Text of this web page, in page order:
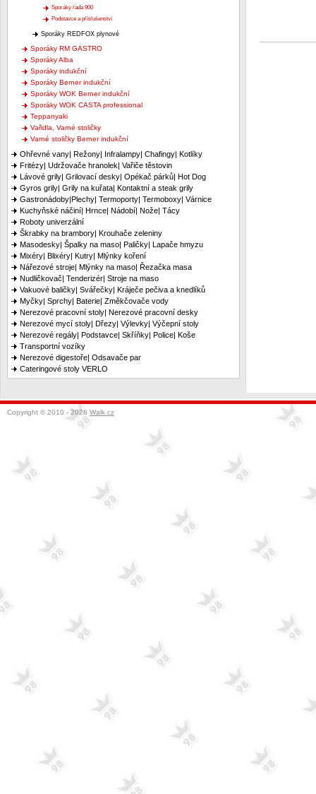
Sporáky řada 900
Podstavce a příslušenství
Sporáky REDFOX plynové
Sporáky RM GASTRO
Sporáky Alba
Sporáky indukční
Sporáky Berner indukční
Sporáky WOK Berner indukční
Sporáky WOK CASTA professional
Teppanyaki
Vařidla, Varné stoličky
Varné stoličky Berner indukční
Ohřevné vany| Režony| Infralampy| Chafingy| Kotlíky
Fritézy| Udržovače hranolek| Vařiče těstovin
Lávové grily| Grilovací desky| Opékač párků| Hot Dog
Gyros grily| Grily na kuřata| Kontaktní a steak grily
Gastronádoby|Plechy| Termoporty| Termoboxy| Várnice
Kuchyňské náčiní| Hrnce| Nádobí| Nože| Tácy
Roboty univerzální
Škrabky na brambory| Krouhače zeleniny
Masodesky| Špalky na maso| Paličky| Lapače hmyzu
Mixéry| Blixéry| Kutry| Mlýnky koření
Nářezové stroje| Mlýnky na maso| Řezačka masa
Nudličkovač| Tenderizér| Stroje na maso
Vakuové baličky| Svářečky| Kráječe pečiva a knedlíků
Myčky| Sprchy| Baterie| Změkčovače vody
Nerezové pracovní stoly| Nerezové pracovní desky
Nerezové mycí stoly| Dřezy| Výlevky| Výčepní stoly
Nerezové regály| Podstavce| Skříňky| Police| Koše
Transportní vozíky
Nerezové digestoře| Odsavače par
Cateringové stoly VERLO
Copyright © 2010 - 2026 Walk.cz